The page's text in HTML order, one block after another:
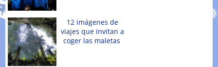
12 imágenes de
viajes que invitan a
coger las maletas